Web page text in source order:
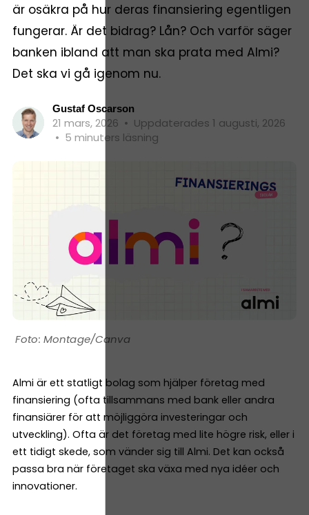
är osäkra på hur deras finansiering egentligen
fungerar. Är det bidrag? Lån? Och varför säger
banken ibland att man ska prata med Almi?
Det ska vi gå igenom nu.
Gustaf Oscarson
21 mars, 2026 • Uppdaterades 1 augusti, 2026
• 5 minuters läsning
Montage/Canva
Almi är ett statligt bolag som hjälper företag med
finansiering (ofta tillsammans med bank eller andra
finansiärer för att möjliggöra investeringar och
utveckling). Ofta är det företag med lite högre risk, eller i
ett tidigt skede, som vänder sig till Almi. Det kan också
passa bra när företaget ska växa med nya idéer och
innovationer.